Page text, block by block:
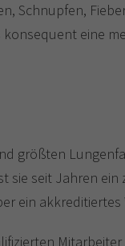
Schnupfen,
eine
größten
sie seit Jahren ein
ein